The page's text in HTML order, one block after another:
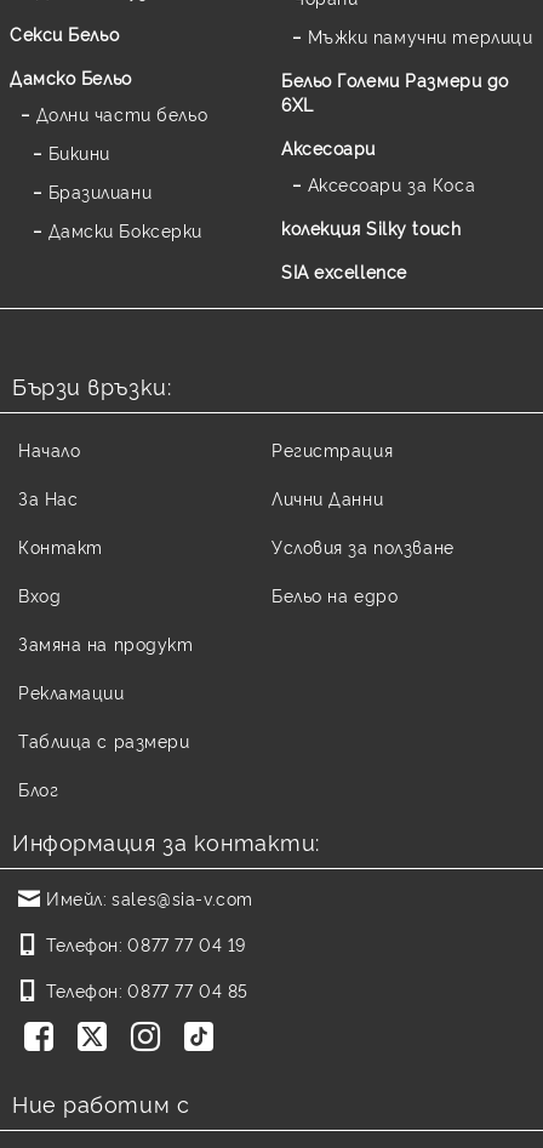
Секси Бельо
Дамско Бельо
Долни части бельо
Бикини
Бразилиани
Дамски Боксерки
Мъжки памучни терлици
Бельо Големи Размери до
6XL
Аксесоари
Аксесоари за Коса
колекция Silky touch
SIA excellence
Бързи връзки:
Начало
За Нас
Контакт
Вход
Регистрация
Лични Данни
Условия за ползване
Бельо на едро
Замяна на продукт
Рекламации
Таблица с размери
Блог
Информация за контакти:
Имейл: sales@sia-v.com
Телефон: 0877 77 04 19
Телефон: 0877 77 04 85
Ние работим с